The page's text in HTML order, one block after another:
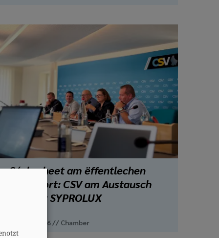
Sécherheet am ëffentlechen
Transport: CSV am Austausch
mat der SYPROLUX
July 21, 2026 // Chamber